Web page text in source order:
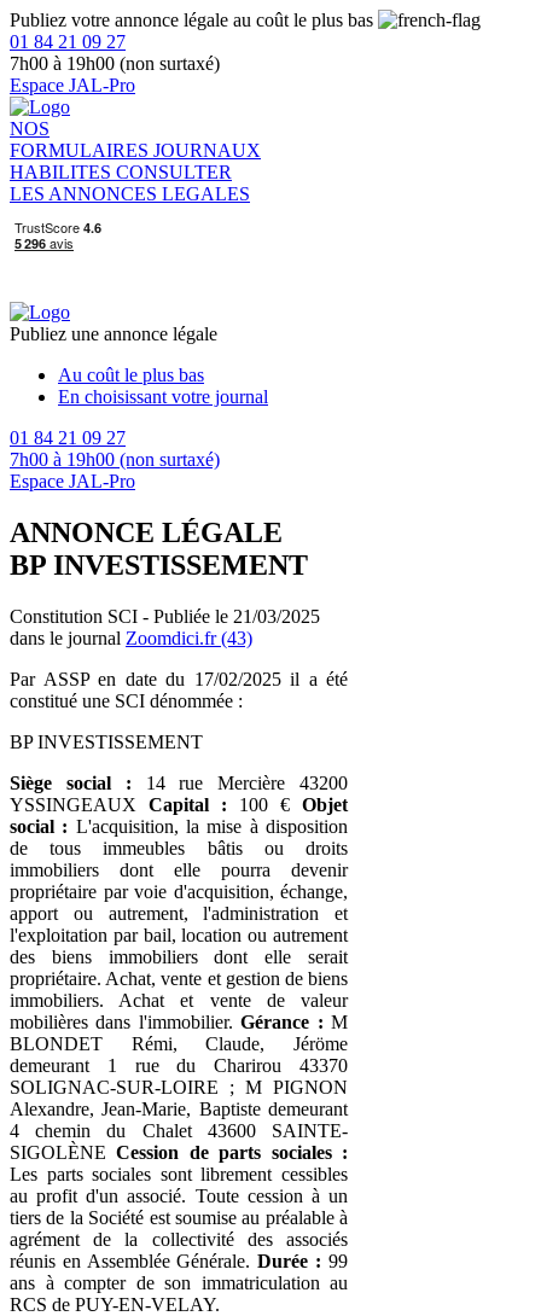
Publiez votre annonce légale au coût le plus bas
01 84 21 09 27
7h00 à 19h00 (non surtaxé)
Espace JAL-Pro
NOS
FORMULAIRES JOURNAUX
HABILITES CONSULTER
LES ANNONCES LEGALES
Publiez une annonce légale
Au coût le plus bas
En choisissant votre journal
01 84 21 09 27
7h00 à 19h00 (non surtaxé)
Espace JAL-Pro
ANNONCE LÉGALE
BP INVESTISSEMENT
Constitution SCI - Publiée le 21/03/2025
dans le journal Zoomdici.fr (43)
Par ASSP en date du 17/02/2025 il a été
constitué une SCI dénommée :
BP INVESTISSEMENT
Siège social : 14 rue Mercière 43200
YSSINGEAUX Capital : 100 € Objet
social : L'acquisition, la mise à disposition
de tous immeubles bâtis ou droits
immobiliers dont elle pourra devenir
propriétaire par voie d'acquisition, échange,
apport ou autrement, l'administration et
l'exploitation par bail, location ou autrement
des biens immobiliers dont elle serait
propriétaire. Achat, vente et gestion de biens
immobiliers. Achat et vente de valeur
mobilières dans l'immobilier.Gérance : M
BLONDET Rémi, Claude, Jéröme
demeurant 1 rue du Charirou 43370
SOLIGNAC-SUR-LOIRE ; M PIGNON
Alexandre, Jean-Marie, Baptiste demeurant
4 chemin du Chalet 43600 SAINTE-
SIGOLÈNECession de parts sociales :
Les parts sociales sont librement cessibles
au profit d'un associé. Toute cession à un
tiers de la Société est soumise au préalable à
agrément de la collectivité des associés
réunis en Assemblée Générale.Durée : 99
ans à compter de son immatriculation au
RCS de PUY-EN-VELAY.